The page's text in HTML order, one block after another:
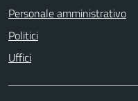
Personale amministrativo
Politici
Uffici